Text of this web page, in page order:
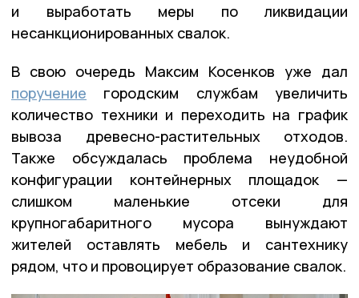
и выработать меры по ликвидации
несанкционированных свалок.
В свою очередь Максим Косенков уже дал
поручение городским службам увеличить
количество техники и переходить на график
вывоза древесно-растительных отходов.
Также обсуждалась проблема неудобной
конфигурации контейнерных площадок —
слишком маленькие отсеки для
крупногабаритного мусора вынуждают
жителей оставлять мебель и сантехнику
рядом, что и провоцирует образование свалок.